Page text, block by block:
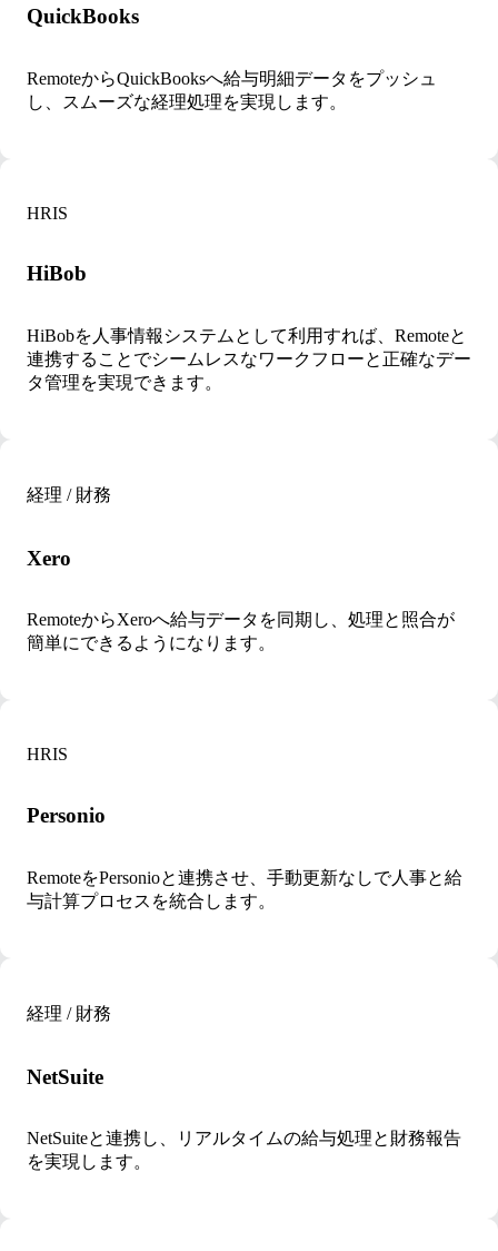
QuickBooks
RemoteからQuickBooksへ給与明細データをプッシュ
し、スムーズな経理処理を実現します。
HRIS
HiBob
HiBobを人事情報システムとして利用すれば、Remoteと
連携することでシームレスなワークフローと正確なデー
タ管理を実現できます。
経理 / 財務
Xero
RemoteからXeroへ給与データを同期し、処理と照合が
簡単にできるようになります。
HRIS
Personio
RemoteをPersonioと連携させ、手動更新なしで人事と給
与計算プロセスを統合します。
経理 / 財務
NetSuite
NetSuiteと連携し、リアルタイムの給与処理と財務報告
を実現します。